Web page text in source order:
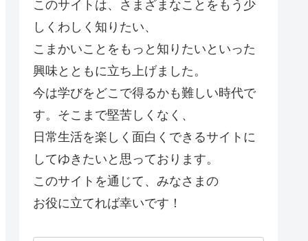
このサイトは、さまざまなことをもう少
しくわしく知りたい、
こまかいことをもっと知りたいといった
興味とともに立ち上げました。
今は学びをどこで得るかも難しい時代で
す。そこまで堅苦しくなく、
日常生活を楽しく面白くできるサイトに
してゆきたいと思っております。
このサイトを通じて、みなさまの
お役に立てれば幸いです！